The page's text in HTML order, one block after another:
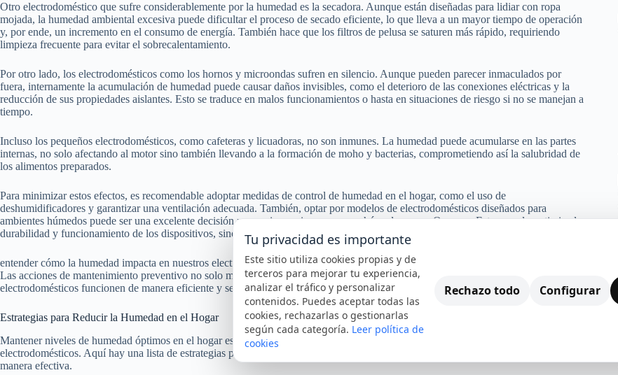
Otro electrodoméstico que sufre considerablemente por la humedad es la secadora. Aunque están diseñadas para lidiar con ropa
mojada, la humedad ambiental excesiva puede dificultar el proceso de secado eficiente, lo que lleva a un mayor tiempo de operación
y, por ende, un incremento en el consumo de energía. También hace que los filtros de pelusa se saturen más rápido, requiriendo
limpieza frecuente para evitar el sobrecalentamiento.
Por otro lado, los electrodomésticos como los hornos y microondas sufren en silencio. Aunque pueden parecer inmaculados por
fuera, internamente la acumulación de humedad puede causar daños invisibles, como el deterioro de las conexiones eléctricas y la
reducción de sus propiedades aislantes. Esto se traduce en malos funcionamientos o hasta en situaciones de riesgo si no se manejan a
tiempo.
Incluso los pequeños electrodomésticos, como cafeteras y licuadoras, no son inmunes. La humedad puede acumularse en las partes
internas, no solo afectando al motor sino también llevando a la formación de moho y bacterias, comprometiendo así la salubridad de
los alimentos preparados.
Para minimizar estos efectos, es recomendable adoptar medidas de control de humedad en el hogar, como el uso de
deshumidificadores y garantizar una ventilación adecuada. También, optar por modelos de electrodomésticos diseñados para
ambientes húmedos puede ser una excelente decisión para quienes viven en zonas húmedas como Ourense. Esto no solo optimiza la
durabilidad y funcionamiento de los dispositivos, sino que a la larga, resulta en una inversión sabia para el bolsillo.
entender cómo la humedad impacta en nuestros electrodomésticos nos permite ser proactivos en la protección de nuestra inversión.
Las acciones de mantenimiento preventivo no solo mitigarán los efectos de la humedad, sino que también garantizarán que nuestros
electrodomésticos funcionen de manera eficiente y segura durante muchos años.
Estrategias para Reducir la Humedad en el Hogar
Mantener niveles de humedad óptimos en el hogar es crucial para el bienestar general y para preservar la integridad de nuestros
electrodomésticos. Aquí hay una lista de estrategias prácticas que puedes implementar para controlar la humedad en tu hogar de
manera efectiva.
Tu privacidad es importante
Este sitio utiliza cookies propias y de
terceros para mejorar tu experiencia,
analizar el tráfico y personalizar
contenidos. Puedes aceptar todas las
cookies, rechazarlas o gestionarlas
según cada categoría. Leer política de
cookies
Rechazo todo Configurar